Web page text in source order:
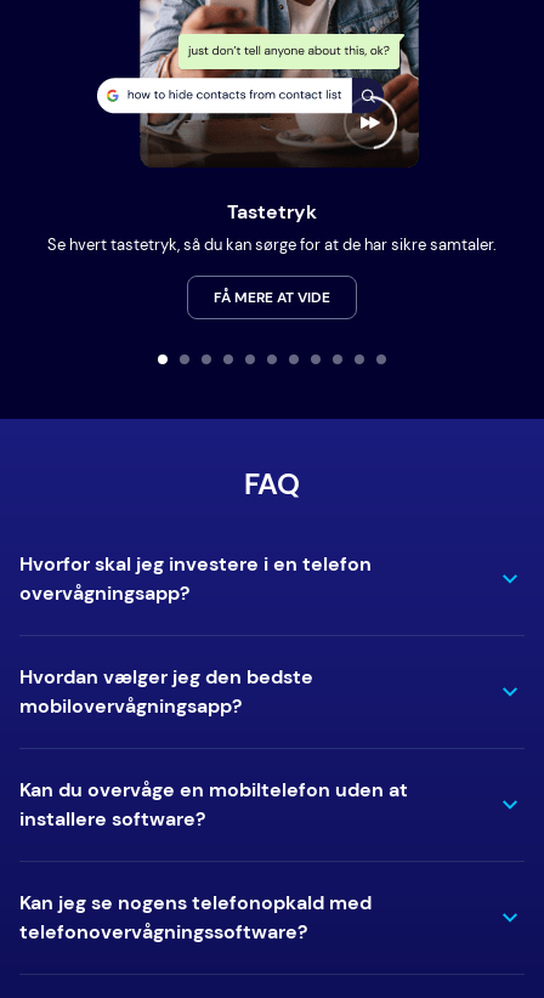
Tastetryk
Se hvert tastetryk, så du kan sørge for at de har sikre samtaler.
FÅ MERE AT VIDE
FAQ
Hvorfor skal jeg investere i en telefon
overvågningsapp?
Hvordan vælger jeg den bedste
mobilovervågningsapp?
Kan du overvåge en mobiltelefon uden at
installere software?
Kan jeg se nogens telefonopkald med
telefonovervågningssoftware?